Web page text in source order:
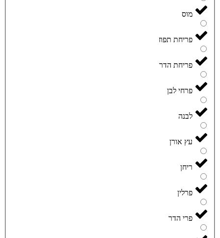
מוס
פריחת תפוז
פריחת הדר
פרחי לבן
לבנה
עץ אורן
ריחן
פרלין
פרי הדר